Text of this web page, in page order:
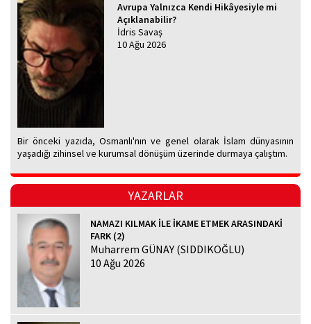
Avrupa Yalnızca Kendi Hikâyesiyle mi
Açıklanabilir?
İdris Savaş
10 Ağu 2026
Bir önceki yazıda, Osmanlı'nın ve genel olarak İslam dünyasının
yaşadığı zihinsel ve kurumsal dönüşüm üzerinde durmaya çalıştım.
YAZARLAR
NAMAZI KILMAK İLE İKAME ETMEK ARASINDAKİ
FARK (2)
Muharrem GÜNAY (SIDDIKOĞLU)
10 Ağu 2026